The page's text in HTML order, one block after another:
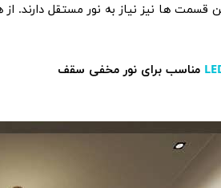
قسمت ها نیز نیاز به نور مستقل
مناسب برای نور مخفی سقف